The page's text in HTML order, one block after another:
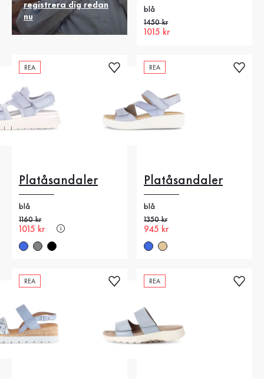
registrera dig redan
nu
blå
Gammalt pris
1450 kr
Nytt pris
1015 kr
REA
Platåsandaler
blå
Gammalt pris
1160 kr
Nytt pris
1015 kr
REA
Platåsandaler
blå
Gammalt pris
1350 kr
Nytt pris
945 kr
REA REA